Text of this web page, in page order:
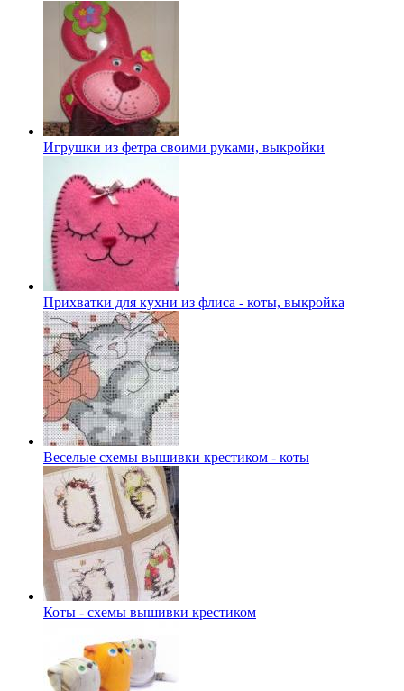
Игрушки из фетра своими руками, выкройки
Прихватки для кухни из флиса - коты, выкройка
Веселые схемы вышивки крестиком - коты
Коты - схемы вышивки крестиком